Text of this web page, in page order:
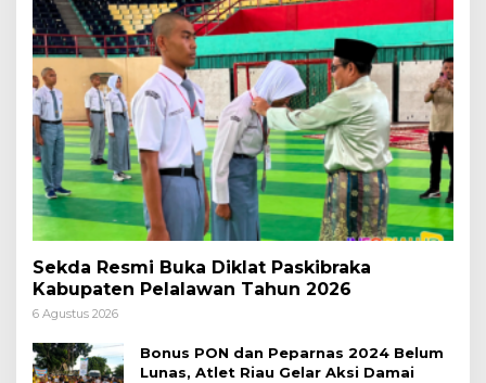
Sekda Resmi Buka Diklat Paskibraka
Kabupaten Pelalawan Tahun 2026
6 Agustus 2026
Bonus PON dan Peparnas 2024 Belum
Lunas, Atlet Riau Gelar Aksi Damai